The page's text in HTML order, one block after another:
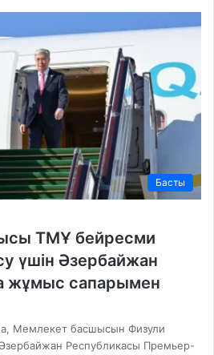
Басты
ТМҰ бейресми
үшін Әзербайжан
жұмыс сапарымен
Мемлекет басшысын Физули
Республикасы Премьер-